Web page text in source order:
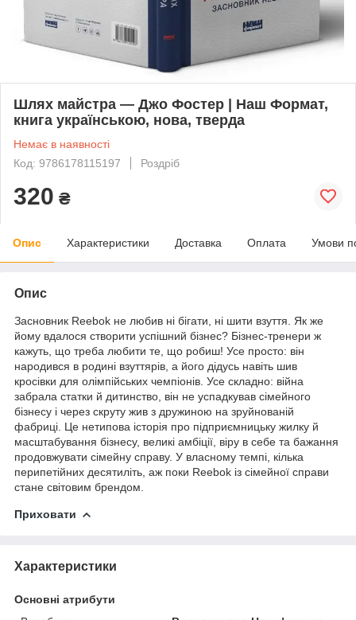
Шлях майстра — Джо Фостер | Наш Формат,
книга українською, нова, тверда
Немає в наявності
Код: 9786178115197
Роздріб
320 ₴
Опис Характеристики Доставка Оплата Умови
Опис
Засновник Reebok не любив ні бігати, ні шити взуття. Як же
йому вдалося створити успішний бізнес? Бізнес-тренери ж
кажуть, що треба любити те, що робиш! Усе просто: він
народився в родині взуттярів, а його дідусь навіть шив
кросівки для олімпійських чемпіонів. Усе складно: війна
забрала статки й дитинство, він не успадкував сімейного
бізнесу і через скруту жив з дружиною на зруйнованій
фабриці. Це нетипова історія про підприємницьку жилку й
масштабування бізнесу, великі амбіції, віру в себе та бажання
продовжувати сімейну справу. У власному темпі, кілька
перипетійних десятиліть, аж поки Reebok із сімейної справи
стане світовим брендом.
Приховати
Характеристики
Основні атрибути